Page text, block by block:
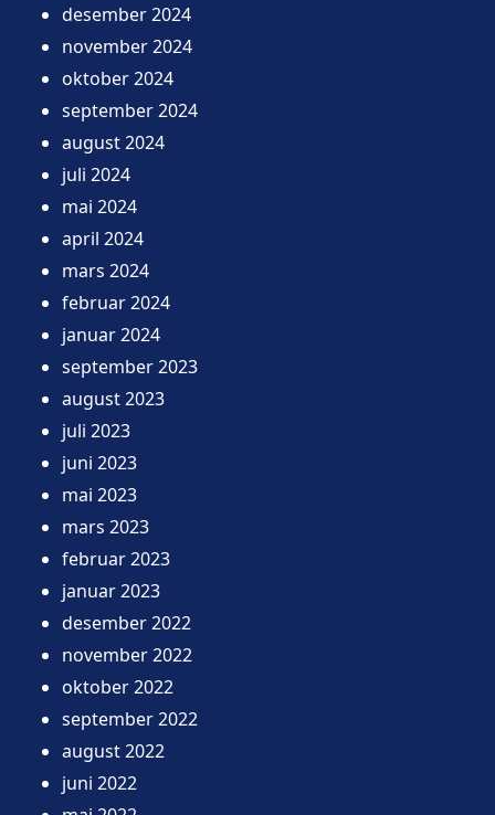
desember 2024
november 2024
oktober 2024
september 2024
august 2024
juli 2024
mai 2024
april 2024
mars 2024
februar 2024
januar 2024
september 2023
august 2023
juli 2023
juni 2023
mai 2023
mars 2023
februar 2023
januar 2023
desember 2022
november 2022
oktober 2022
september 2022
august 2022
juni 2022